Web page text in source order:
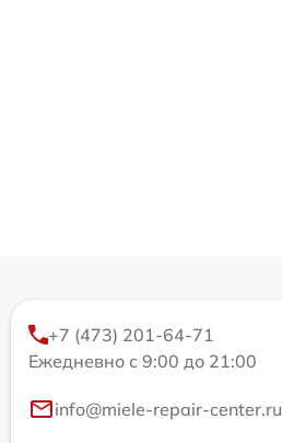
+7 (473) 201-64-71
Ежедневно с 9:00 до 21:00
info@miele-repair-center.ru